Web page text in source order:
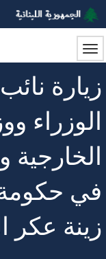
تجاوز
إلى
المحتوى
الرئيسي
زيارة
الوزراء
الخارجية
في
زينة عكر